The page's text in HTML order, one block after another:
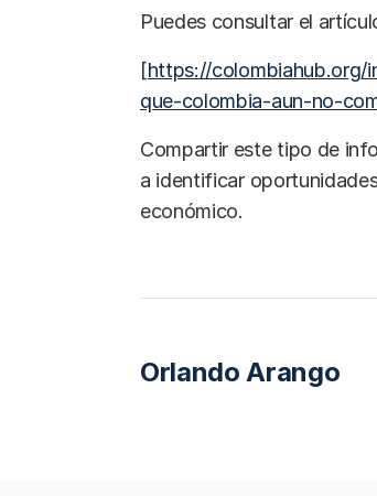
Puedes consultar el
[https://
que-colombia-aun-no-
Compartir este tipo de
a identificar
económico.
Orlando Arango